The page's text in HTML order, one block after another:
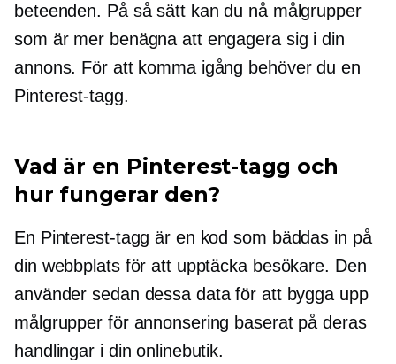
beteenden. På så sätt kan du nå målgrupper
som är mer benägna att engagera sig i din
annons. För att komma igång behöver du en
Pinterest-tagg.
Vad är en Pinterest-tagg och
hur fungerar den?
En Pinterest-tagg är en kod som bäddas in på
din webbplats för att upptäcka besökare. Den
använder sedan dessa data för att bygga upp
målgrupper för annonsering baserat på deras
handlingar i din onlinebutik.